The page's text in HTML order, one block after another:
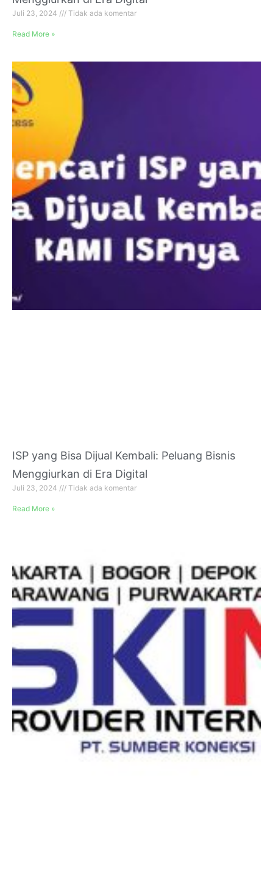
Juli 23, 2024 Tidak ada komentar
Read More »
ISP yang Bisa Dijual Kembali: Peluang Bisnis
Menggiurkan di Era Digital
Juli 23, 2024 Tidak ada komentar
Read More »